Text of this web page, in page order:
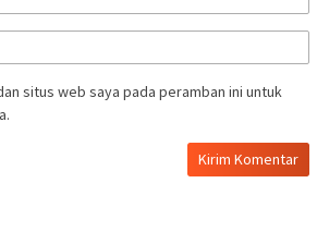
situs web saya pada peramban ini untuk